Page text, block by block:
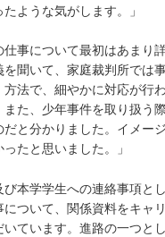
ような気がします。」
仕事について最初はあまり
を聞いて、家庭裁判所では
方法で、細やかに対応が行
また、少年事件を取り扱う
と分かりました。イメー
たと思いました。」
び本学学生への連絡事項と
ついて、関係資料をキャ
いています。進路の一つと